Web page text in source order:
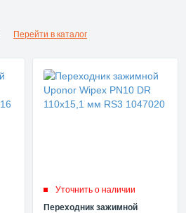
Перейти в каталог
Уточнить о наличии
Переходник зажимной